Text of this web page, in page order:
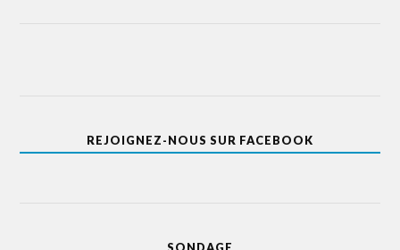
REJOIGNEZ-NOUS SUR FACEBOOK